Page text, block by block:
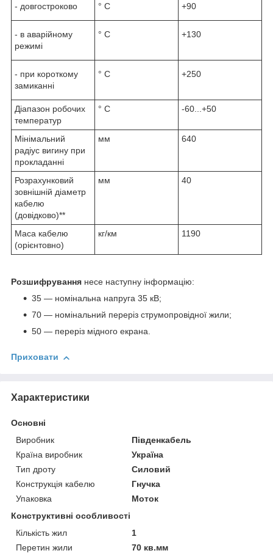
- довгостроково ° С +90
- в аварійному
режимі
° С +130
- при короткому
замиканні
° С +250
Діапазон робочих
температур
° С -60...+50
Мінімальний
радіус вигину при
прокладанні
мм 640
Розрахунковий
зовнішній діаметр
кабелю
(довідково)**
мм 40
Маса кабелю
(орієнтовно)
кг/км 1190
Розшифрування несе наступну інформацію:
35 — номінальна напруга 35 кВ;
70 — номінальний переріз струмопровідної жили;
50 — переріз мідного екрана.
Приховати
Характеристики
Основні
Виробник
Південкабель
Країна виробник
Україна
Тип дроту
Силовий
Конструкція кабелю
Гнучка
Упаковка
Моток
Конструктивні особливості
Кількість жил
1
Перетин жили
70 кв.мм